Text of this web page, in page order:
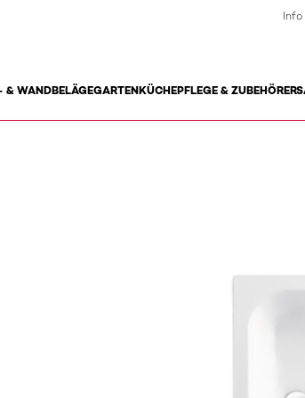
& WANDBELÄGEGARTENKÜCHEPFLEGE & ZUBEHÖR
Info